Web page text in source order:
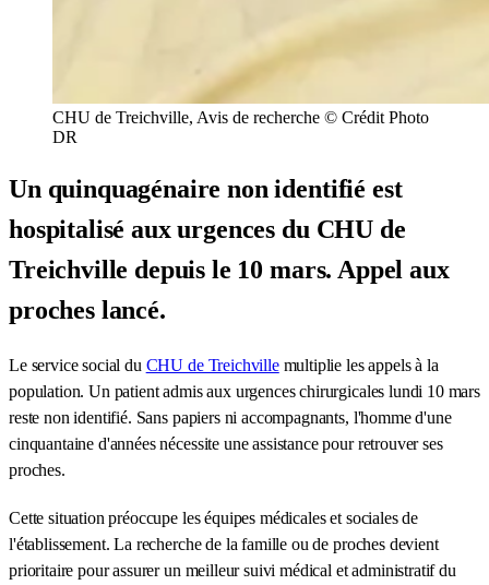
CHU de Treichville, Avis de recherche © Crédit Photo
DR
Un quinquagénaire non identifié est
hospitalisé aux urgences du CHU de
Treichville depuis le 10 mars. Appel aux
proches lancé.
Le service social du CHU de Treichvillemultiplie les appels à la
population. Un patient admis aux urgences chirurgicales lundi 10 mars
reste non identifié. Sans papiers ni accompagnants, l'homme d'une
cinquantaine d'années nécessite une assistance pour retrouver ses
proches.
Cette situation préoccupe les équipes médicales et sociales de
l'établissement. La recherche de la famille ou de proches devient
prioritaire pour assurer un meilleur suivi médical et administratif du